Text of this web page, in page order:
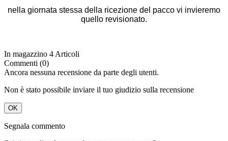
nella giornata stessa della ricezione del pacco vi invieremo
quello revisionato.
In magazzino 4 Articoli
Commenti (0)
Ancora nessuna recensione da parte degli utenti.
Non è stato possibile inviare il tuo giudizio sulla recensione
OK
Segnala commento